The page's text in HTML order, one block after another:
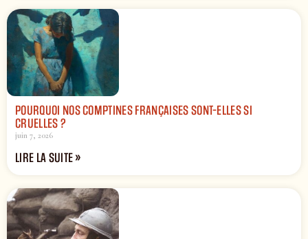
POURQUOI NOS COMPTINES FRANÇAISES SONT-ELLES SI
CRUELLES ?
juin 7, 2026
LIRE LA SUITE »